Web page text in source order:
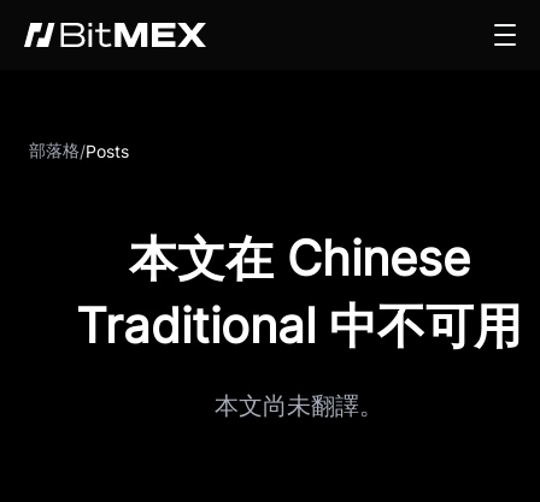
部落格/Posts
本文在 Chinese
Traditional 中不可用
本文尚未翻譯。